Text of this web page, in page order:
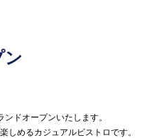
ン
ドオープンいたします。
しめるカジュアルビストロです。